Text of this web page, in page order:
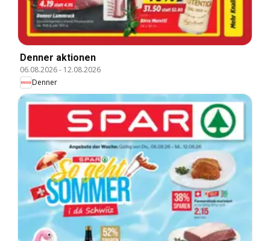
Denner aktionen
06.08.2026- 12.08.2026
Denner